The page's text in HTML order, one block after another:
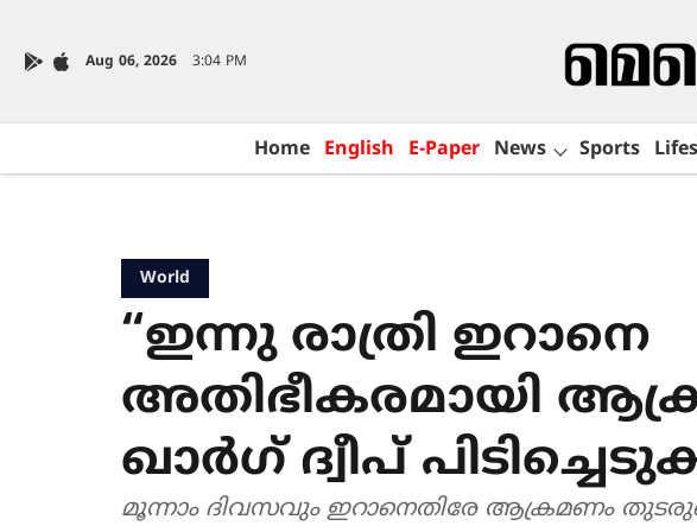
Aug 06, 2026 3:04 PM
Home English E-Paper News Sports
World
“ഇന്നു രാത്രി ഇറാനെ
അതിഭീകരമായി
ഖാർഗ് ദ്വീപ്
മൂന്നാം ദിവസവും ഇറാനെതിരേ ആക്രമണം